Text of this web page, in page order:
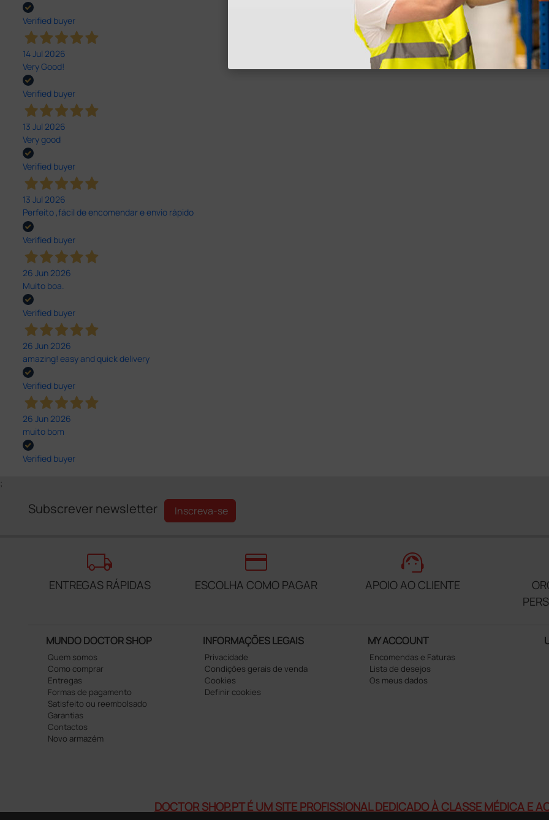
Verified buyer
14 Jul 2026
Very Good!
Verified buyer
13 Jul 2026
Very good
Verified buyer
13 Jul 2026
Perfeito ,fácil de encomendar e envio rápido
Verified buyer
26 Jun 2026
Muito boa.
Verified buyer
26 Jun 2026
amazing! easy and quick delivery
Verified buyer
26 Jun 2026
muito bom
Verified buyer
;
Subscrever newsletter Inscreva-se
local_shipping
ENTREGAS RÁPIDAS
credit_card
ESCOLHA COMO PAGAR
support_agent
APOIO AO CLIENTE
MUNDO DOCTOR SHOP
Quem somos
Como comprar
Entregas
Formas de pagamento
Satisfeito ou reembolsado
Garantias
Contactos
Novo armazém
INFORMAÇÕES LEGAIS
Privacidade
Condições gerais de venda
Cookies
Definir cookies
MY ACCOUNT
Encomendas e Faturas
Lista de desejos
Os meus dados
DOCTOR SHOP.PT É UM SITE PROFISSIONAL DEDICADO À CLASSE MÉDICA E